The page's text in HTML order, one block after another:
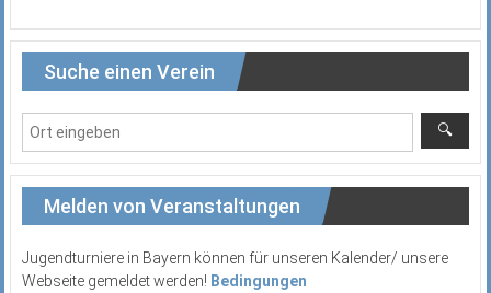
Suche einen Verein
Melden von Veranstaltungen
Jugendturniere in Bayern können für unseren Kalender/ unsere
Webseite gemeldet werden! Bedingungen